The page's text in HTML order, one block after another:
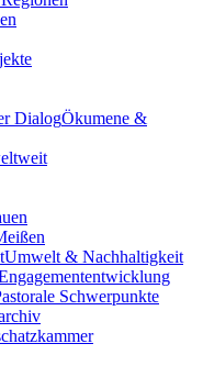
Ökumene &
Umwelt & Nachhaltigkeit
Schwerpunkte